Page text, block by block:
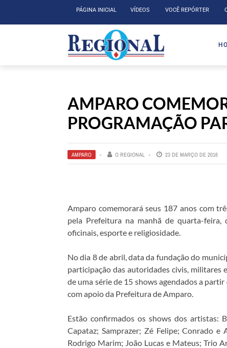
PÁGINA INICIAL VÍDEOS VOCÊ REPÓRTER
AMPARO
PROGRAMAÇÃO
AMPARO O REGIONAL 23 DE MARÇO DE 2016
Amparo comemorará seus 187 anos com
pela Prefeitura na manhã de quarta-feira,
oficinais, esporte e religiosidade.
No dia 8 de abril, data da fundação do
participação das autoridades civis, militares
de uma série de 15 shows agendados a
com apoio da Prefeitura de Amparo.
Estão confirmados os shows dos artistas:
Capataz; Samprazer; Zé Felipe; Conrado
Rodrigo Marim; João Lucas e Mateus; Trio